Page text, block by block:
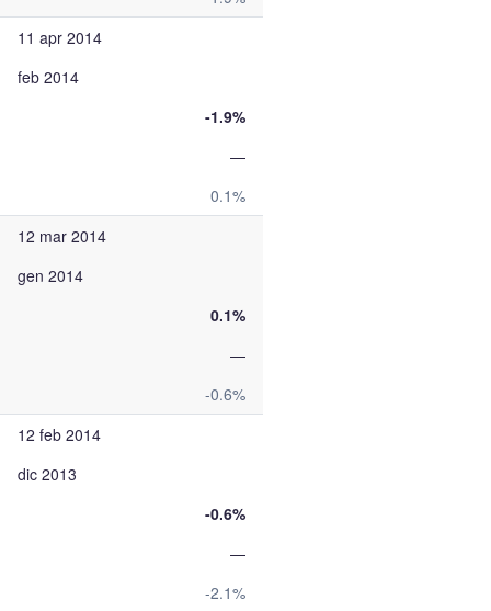
11 apr 2014
feb 2014
-1.9%
—
0.1%
12 mar 2014
gen 2014
0.1%
—
-0.6%
12 feb 2014
dic 2013
-0.6%
—
-2.1%